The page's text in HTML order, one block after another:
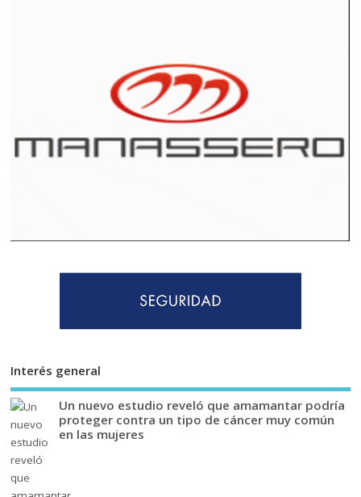
Interés general
Un nuevo estudio reveló que amamantar podría
proteger contra un tipo de cáncer muy común
en las mujeres